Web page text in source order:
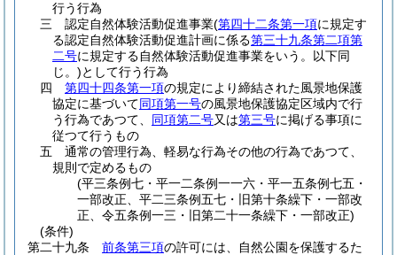
行う行為
三
認定自然体験活動促進事業(第四十二条第一項に規定す
る認定自然体験活動促進計画に係る第三十九条第二項第
二号に規定する自然体験活動促進事業をいう。以下同
じ。)として行う行為
四
第四十四条第一項の規定により締結された風景地保護
協定に基づいて同項第一号の風景地保護協定区域内で行
う行為であつて、 同項第二号又は第三号に掲げる事項に
従つて行うもの
五
通常の管理行為、軽易な行為その他の行為であつて、
規則で定めるもの
(平三条例七・平一二条例一一六・平一五条例七五・
一部改正、平二三条例五七・旧第十条繰下・一部改
正、令五条例一三・旧第二十一条繰下・一部改正)
(条件)
第二十九条
前条第三項の許可には、自然公園を保護するた